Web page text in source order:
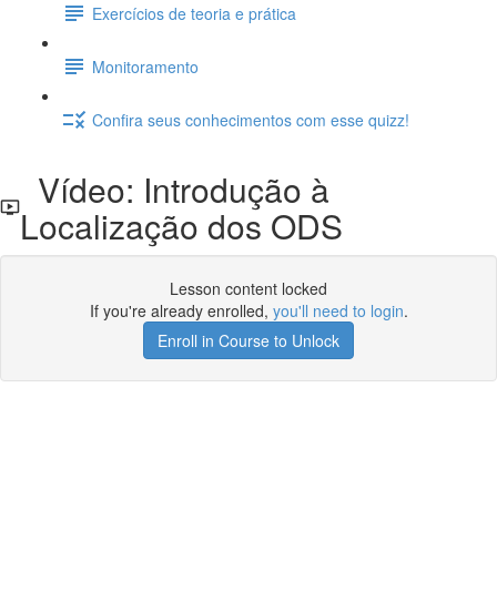
Exercícios de teoria e prática
Monitoramento
Confira seus conhecimentos com esse quizz!
Vídeo: Introdução à
Localização dos ODS
Lesson content locked
If you're already enrolled, you'll need to login.
Enroll in Course to Unlock